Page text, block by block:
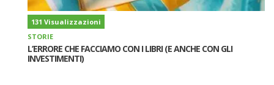
131 Visualizzazioni
STORIE
L’ERRORE CHE FACCIAMO CON I LIBRI (E ANCHE CON GLI
INVESTIMENTI)